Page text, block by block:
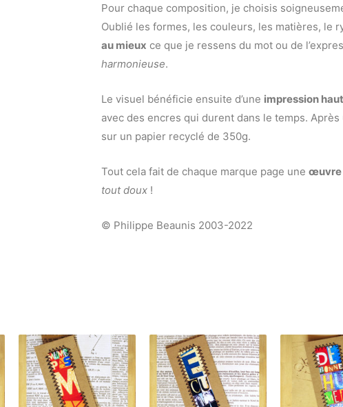
Pour chaque composition, je choisis
Oublié les formes, les couleurs, les matières, le
au mieux ce que je ressens du mot ou de
harmonieuse.
Le visuel bénéficie ensuite d’une impression
avec des encres qui durent dans le temps.
sur un papier recyclé de 350g.
Tout cela fait de chaque marque page une œuvre
tout doux !
© Philippe Beaunis 2003-2022